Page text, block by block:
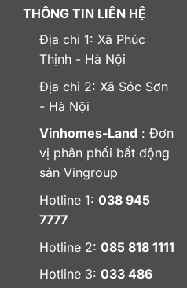
THÔNG TIN LIÊN HỆ
Địa chỉ 1: Xã Phúc
Thịnh - Hà Nội
Địa chỉ 2: Xã Sóc Sơn
- Hà Nội
Vinhomes-Land : Đơn
vị phân phối bất động
sản Vingroup
Hotline 1: 038 945
7777
Hotline 2: 085 818 1111
Hotline 3: 033 486